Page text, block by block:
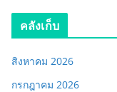
คลังเก็บ
สิงหาคม 2026
กรกฎาคม 2026